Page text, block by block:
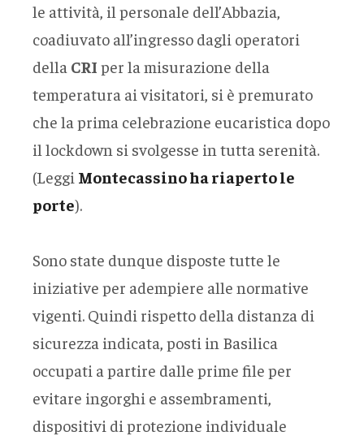
le attività, il personale dell’Abbazia,
coadiuvato all’ingresso dagli operatori
della CRI per la misurazione della
temperatura ai visitatori, si è premurato
che la prima celebrazione eucaristica dopo
il lockdown si svolgesse in tutta serenità.
(Leggi Montecassino ha riaperto le
porte).
Sono state dunque disposte tutte le
iniziative per adempiere alle normative
vigenti. Quindi rispetto della distanza di
sicurezza indicata, posti in Basilica
occupati a partire dalle prime file per
evitare ingorghi e assembramenti,
dispositivi di protezione individuale